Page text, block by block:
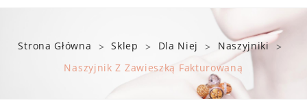
Nie ma produktów w koszyku.
Kolczyki
Bransoletki
NOWOŚCI
Strona Główna > Sklep > Dla Niej > Naszyjniki >
Naszyjnik Z Zawieszką Fakturowaną